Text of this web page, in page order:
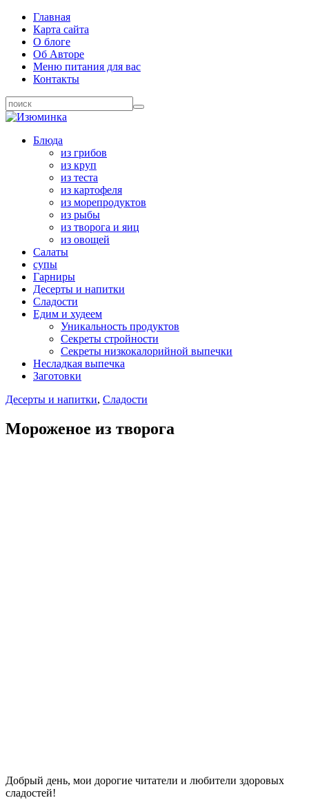
Главная
Карта сайта
О блоге
Об Авторе
Меню питания для вас
Контакты
Блюда
из грибов
из круп
из теста
из картофеля
из морепродуктов
из рыбы
из творога и яиц
из овощей
Салаты
супы
Гарниры
Десерты и напитки
Сладости
Едим и худеем
Уникальность продуктов
Секреты стройности
Секреты низкокалорийной выпечки
Несладкая выпечка
Заготовки
Десерты и напитки, Сладости
Мороженое из творога
Добрый день, мои дорогие читатели и любители здоровых
сладостей!